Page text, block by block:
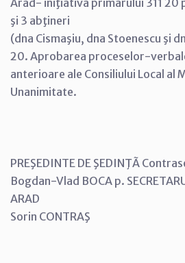
şi 3 abţineri
(dna Cismaşiu, dna Stoenescu şi
20. Aprobarea proceselor-
anterioare ale Consiliului Local al
Unanimitate.
PREŞEDINTE DE ŞEDINŢÃ
Bogdan-Vlad BOCA p.
ARAD
Sorin CONTRAŞ